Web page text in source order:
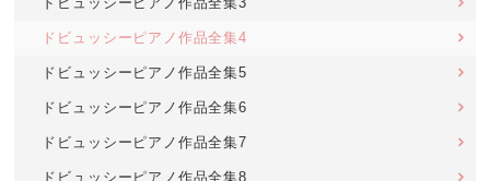
ドビュッシーピアノ作品全集4
ドビュッシーピアノ作品全集5
ドビュッシーピアノ作品全集6
ドビュッシーピアノ作品全集7
ドビュッシーピアノ作品全集8